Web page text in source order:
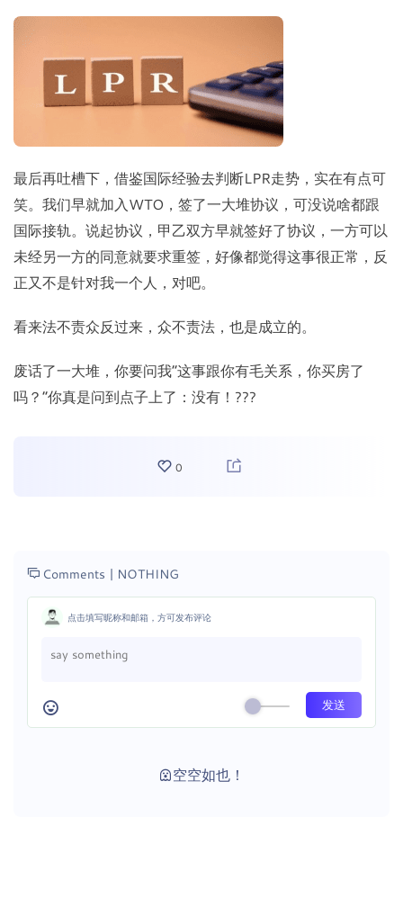
最后再吐槽下，借鉴国际经验去判断LPR走势，实在有点可
笑。我们早就加入WTO，签了一大堆协议，可没说啥都跟
国际接轨。说起协议，甲乙双方早就签好了协议，一方可以
未经另一方的同意就要求重签，好像都觉得这事很正常，反
正又不是针对我一个人，对吧。
看来法不责众反过来，众不责法，也是成立的。
废话了一大堆，你要问我“这事跟你有毛关系，你买房了
吗？”你真是问到点子上了：没有！???
0
Comments | NOTHING
点击填写昵称和邮箱，方可发布评论
空空如也！